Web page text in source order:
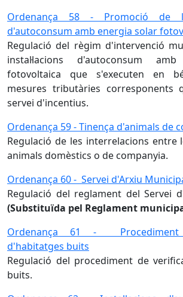
Ordenança 58 - Promoció de
d'autoconsum amb energia solar
Regulació del règim d'intervenció
instal·lacions d'autoconsum
fotovoltaica que s'executen en
mesures tributàries corresponents
servei d'incentius.
Ordenança 59 - Tinença d'animals de
Regulació de les interrelacions entre
animals domèstics o de companyia.
Ordenança 60 - Servei d'Arxiu
Regulació del reglament del Servei
(Substituïda pel Reglament
Ordenança 61 -
d'habitatges buits
Regulació del procediment de
buits.